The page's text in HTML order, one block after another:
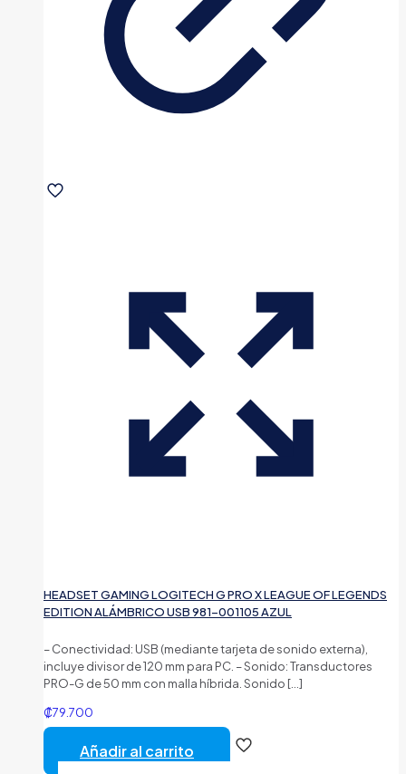
HEADSET GAMING LOGITECH G PRO X LEAGUE OF LEGENDS
EDITION ALÁMBRICO USB 981-001105 AZUL
– Conectividad: USB (mediante tarjeta de sonido externa),
incluye divisor de 120 mm para PC. – Sonido: Transductores
PRO-G de 50 mm con malla híbrida. Sonido […]
₡79.700
Añadir al carrito